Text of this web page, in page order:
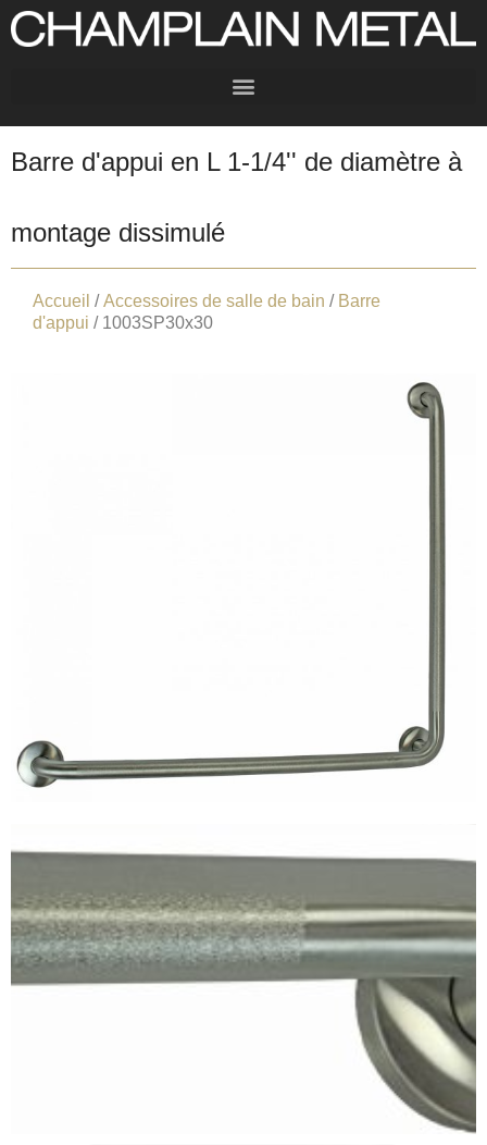
Barre d'appui en L 1-1/4'' de diamètre à
montage dissimulé
Accueil /Accessoires de salle de bain / Barre
d'appui / 1003SP30x30